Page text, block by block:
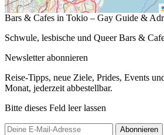
Bars & Cafes in Tokio – Gay Guide &
Schwule, lesbische und Queer Bars &
Newsletter abonnieren
Reise-Tipps, neue Ziele, Prides, Events
Monat, jederzeit abbestellbar.
Bitte dieses Feld leer lassen
Abonnieren